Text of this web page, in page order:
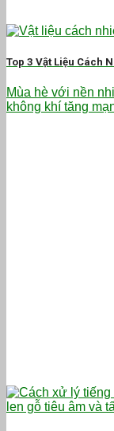
Top 3 Vật Liệu Cách
Mùa hè với nền
không khí tăng